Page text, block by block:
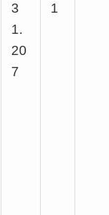
3
1.
20
7
1